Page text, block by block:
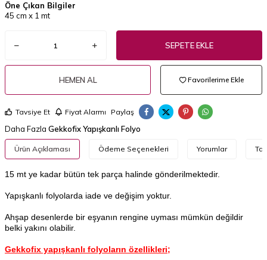
Öne Çıkan Bilgiler
45 cm x 1 mt
SEPETE EKLE
HEMEN AL Favorilerime Ekle
Tavsiye Et Fiyat Alarmı Paylaş
Daha Fazla Gekkofix Yapışkanlı Folyo
Ürün Açıklaması Ödeme Seçenekleri Yorumlar
15 mt ye kadar bütün tek parça halinde gönderilmektedir.
Yapışkanlı folyolarda iade ve değişim yoktur.
Ahşap desenlerde bir eşyanın rengine uyması mümkün değildir
belki yakını olabilir.
Gekkofix yapışkanlı folyoların özellikleri;